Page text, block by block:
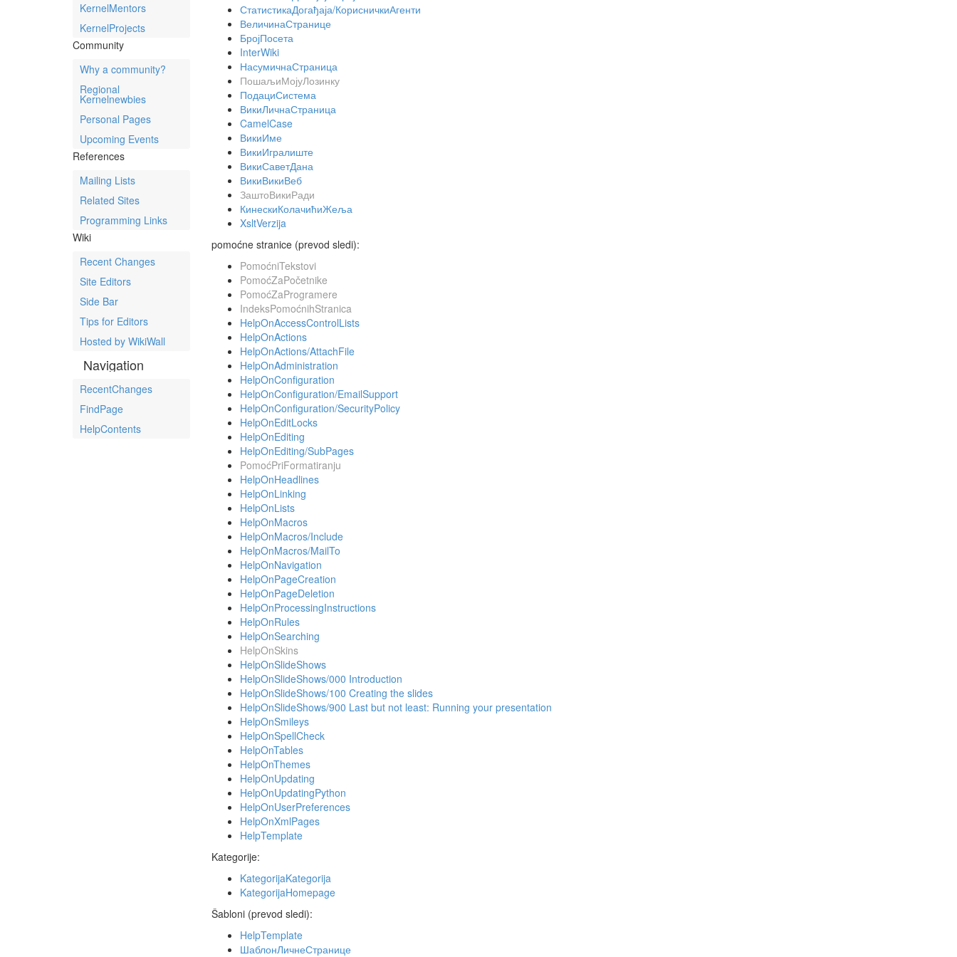
KernelMentors
KernelProjects
Community
Why a community?
Regional
Kernelnewbies
Personal Pages
Upcoming Events
References
Mailing Lists
Related Sites
Programming Links
Wiki
Recent Changes
Site Editors
Side Bar
Tips for Editors
Hosted by WikiWall
Navigation
RecentChanges
FindPage
HelpContents
СтатистикаДогађаја/КорисничкиАгенти
ВеличинаСтранице
БројПосета
InterWiki
НасумичнаСтраница
ПошаљиМојуЛозинку
ПодациСистема
ВикиЛичнаСтраница
CamelCase
ВикиИме
ВикиИгралиште
ВикиСаветДана
ВикиВикиВеб
ЗаштоВикиРади
КинескиКолачићиЖеља
XsltVerzija
pomoćne stranice (prevod sledi):
PomoćniTekstovi
PomoćZaPočetnike
PomoćZaProgramere
IndeksPomoćnihStranica
HelpOnAccessControlLists
HelpOnActions
HelpOnActions/AttachFile
HelpOnAdministration
HelpOnConfiguration
HelpOnConfiguration/EmailSupport
HelpOnConfiguration/SecurityPolicy
HelpOnEditLocks
HelpOnEditing
HelpOnEditing/SubPages
PomoćPriFormatiranju
HelpOnHeadlines
HelpOnLinking
HelpOnLists
HelpOnMacros
HelpOnMacros/Include
HelpOnMacros/MailTo
HelpOnNavigation
HelpOnPageCreation
HelpOnPageDeletion
HelpOnProcessingInstructions
HelpOnRules
HelpOnSearching
HelpOnSkins
HelpOnSlideShows
HelpOnSlideShows/000 Introduction
HelpOnSlideShows/100 Creating the slides
HelpOnSlideShows/900 Last but not least: Running your presentation
HelpOnSmileys
HelpOnSpellCheck
HelpOnTables
HelpOnThemes
HelpOnUpdating
HelpOnUpdatingPython
HelpOnUserPreferences
HelpOnXmlPages
HelpTemplate
Kategorije:
KategorijaKategorija
KategorijaHomepage
Šabloni (prevod sledi):
HelpTemplate
ШаблонЛичнеСтранице